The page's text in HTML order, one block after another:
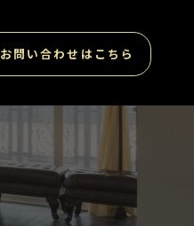
お問い合わせはこちら